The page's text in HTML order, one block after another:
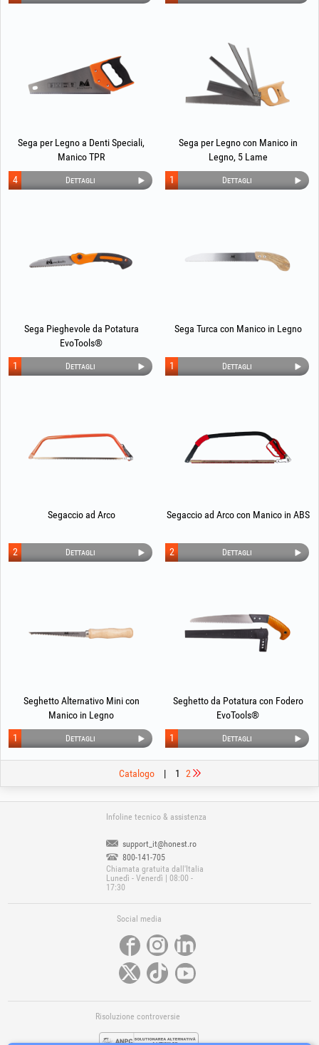
Sega per Legno a Denti Speciali,
Manico TPR
Dettagli
4
Sega per Legno con Manico in
Legno, 5 Lame
Dettagli
1
Sega Pieghevole da Potatura
EvoTools®
Dettagli
1
Sega Turca con Manico in Legno
Dettagli
1
Segaccio ad Arco
Dettagli
2
Segaccio ad Arco con Manico in ABS
Dettagli
2
Seghetto Alternativo Mini con
Manico in Legno
Dettagli
1
Seghetto da Potatura con Fodero
EvoTools®
Dettagli
1
Catalogo | 1 2
Infoline tecnico & assistenza
support_it@honest.ro
800-141-705
Chiamata gratuita dall'Italia
Lunedì - Venerdì | 08:00 -
17:30
Social media
Risoluzione controversie